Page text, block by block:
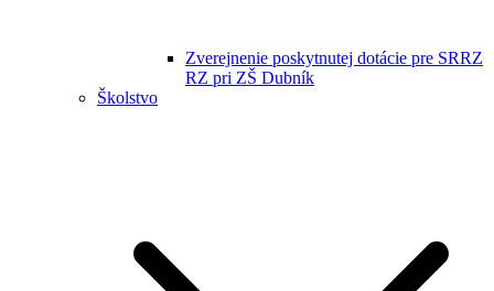
Zverejnenie poskytnutej dotácie pre SRRZ
RZ pri ZŠ Dubník
Školstvo